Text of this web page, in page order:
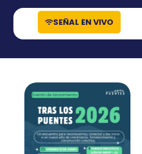
contenido
SEÑAL EN VIVO